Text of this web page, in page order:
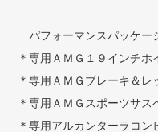
パフォーマンスパッケー
＊専用ＡＭＧ１９インチホ
＊専用ＡＭＧブレーキ＆レ
＊専用ＡＭＧスポーツサス
＊専用アルカンターラコン